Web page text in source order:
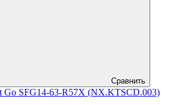
Сравнить
Go SFG14-63-R57X (NX.KTSCD.003)